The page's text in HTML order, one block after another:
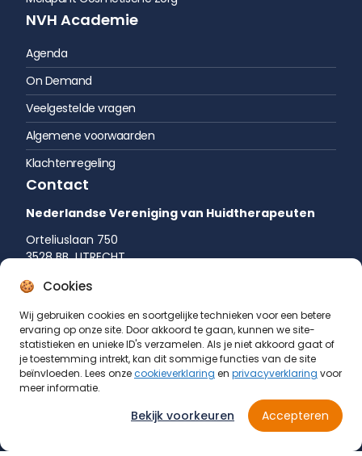
Cookies
Wij gebruiken cookies en soortgelijke technieken voor een betere
ervaring op onze site. Door akkoord te gaan, kunnen we site-
statistieken en unieke ID's verzamelen. Als je niet akkoord gaat of
je toestemming intrekt, kan dit sommige functies van de site
beïnvloeden. Lees onzecookieverklaring en privacyverklaring voor
meer informatie.
Accepteren
Bekijk voorkeuren
NVH Academie
Agenda
On Demand
Veelgestelde vragen
Algemene voorwaarden
Klachtenregeling
Contact
Nederlandse Vereniging van Huidtherapeuten
Orteliuslaan 750
3528 BB UTRECHT
035 542 75 52
© Nederlandse Vereniging van Huidtherapeuten 2026
Privacyverklaring